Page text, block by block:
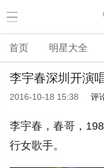
首页 明星大全
李宇春深圳开演
2016-10-18 15:38 评
李宇春，春哥，
行女歌手。